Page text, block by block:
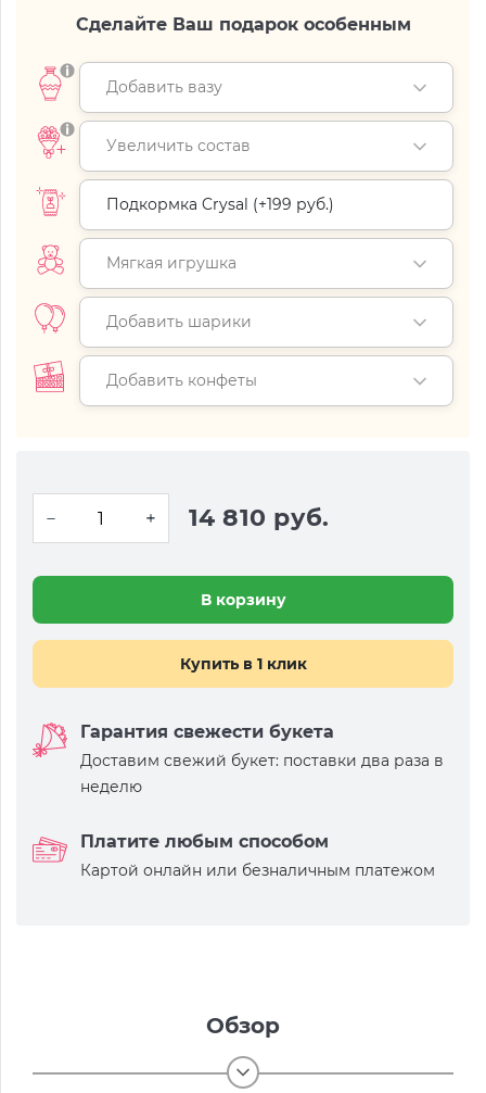
Сделайте Ваш подарок особенным
Добавить вазу
Увеличить состав
Подкормка Crysal (+199 руб.)
Мягкая игрушка
Добавить шарики
Добавить конфеты
14 810 руб.
В корзину
Купить в 1 клик
Гарантия свежести букета
Доставим свежий букет: поставки два раза в
неделю
Платите любым способом
Картой онлайн или безналичным платежом
Обзор